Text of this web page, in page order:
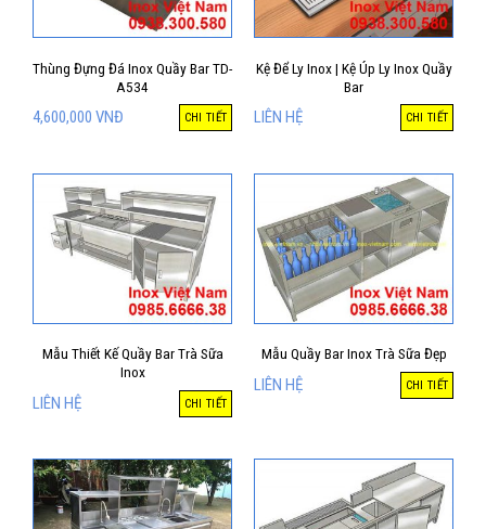
Thùng Đựng Đá Inox Quầy Bar TD-
A534
4,600,000 VNĐ CHI TIẾT
Kệ Để Ly Inox | Kệ Úp Ly Inox Quầy
Bar
LIÊN HỆ CHI TIẾT
Mẫu Thiết Kế Quầy Bar Trà Sữa
Inox
LIÊN HỆ CHI TIẾT
Mẫu Quầy Bar Inox Trà Sữa Đẹp
LIÊN HỆ CHI TIẾT